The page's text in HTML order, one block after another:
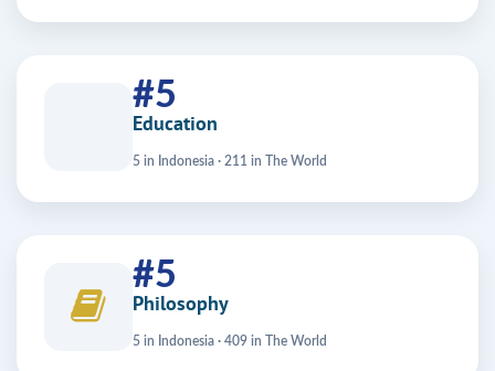
#5
Education
5 in Indonesia · 211 in The World
#5
Philosophy
5 in Indonesia · 409 in The World